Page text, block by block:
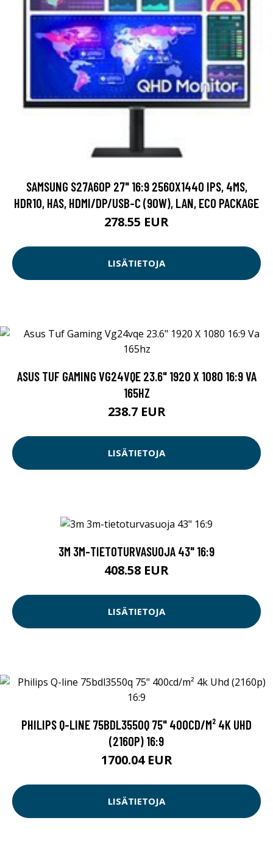
SAMSUNG S27A60P 27" 16:9 2560X1440 IPS, 4MS,
HDR10, HAS, HDMI/DP/USB-C (90W), LAN, ECO PACKAGE
278.55 EUR
LISÄTIETOJA
ASUS TUF GAMING VG24VQE 23.6" 1920 X 1080 16:9 VA
165HZ
238.7 EUR
LISÄTIETOJA
3M 3M-TIETOTURVASUOJA 43" 16:9
408.58 EUR
LISÄTIETOJA
PHILIPS Q-LINE 75BDL3550Q 75" 400CD/M² 4K UHD
(2160P) 16:9
1700.04 EUR
LISÄTIETOJA